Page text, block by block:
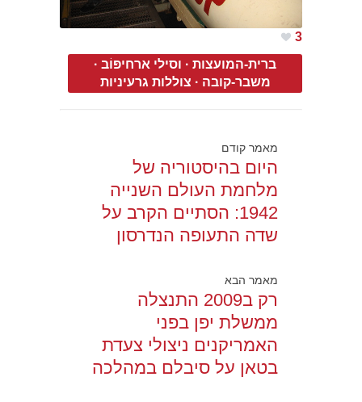
3
ברית-המועצות · וסילי ארחיפּוֹב ·
משבר-קובה · צוללות גרעיניות
מאמר קודם
היום בהיסטוריה של
מלחמת העולם השנייה
1942: הסתיים הקרב על
שדה התעופה הנדרסון
מאמר הבא
רק ב2009 התנצלה
ממשלת יפן בפני
האמריקנים ניצולי צעדת
בטאן על סיבלם במהלכה